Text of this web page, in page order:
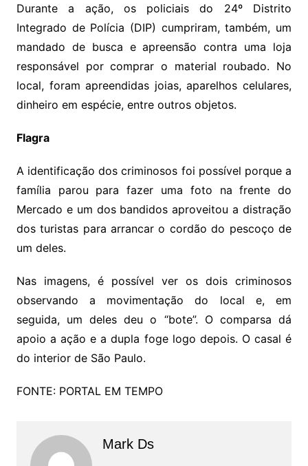
Durante a ação, os policiais do 24º Distrito
Integrado de Polícia (DIP) cumpriram, também, um
mandado de busca e apreensão contra uma loja
responsável por comprar o material roubado. No
local, foram apreendidas joias, aparelhos celulares,
dinheiro em espécie, entre outros objetos.
Flagra
A identificação dos criminosos foi possível porque a
família parou para fazer uma foto na frente do
Mercado e um dos bandidos aproveitou a distração
dos turistas para arrancar o cordão do pescoço de
um deles.
Nas imagens, é possível ver os dois criminosos
observando a movimentação do local e, em
seguida, um deles deu o “bote”. O comparsa dá
apoio a ação e a dupla foge logo depois. O casal é
do interior de São Paulo.
FONTE: PORTAL EM TEMPO
Mark Ds